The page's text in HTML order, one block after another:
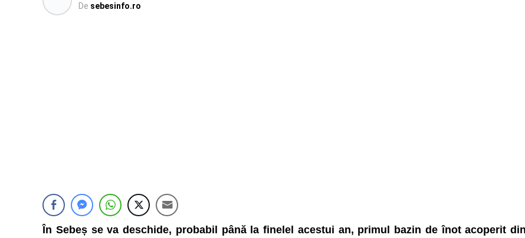
De sebesinfo.ro
În Sebeș se va deschide, probabil până la finelel acestui an, primul bazin de înot acoperit din